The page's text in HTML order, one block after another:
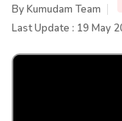
ByKumudam Team
Last Update : 19 May